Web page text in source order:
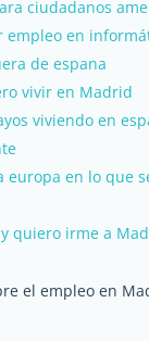
ciudadanos
empleo en
de espana
vivir en Madrid
viviendo en
en lo que
quiero irme a
el empleo en